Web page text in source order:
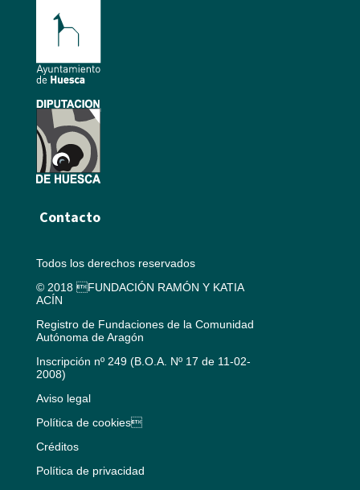
Contacto
Todos los derechos reservados
© 2018 FUNDACIÓN RAMÓN Y KATIA
ACÍN
Registro de Fundaciones de la Comunidad
Autónoma de Aragón
Inscripción nº 249 (B.O.A. Nº 17 de 11-02-
2008)
Aviso legal
Política de cookies
Créditos
Política de privacidad